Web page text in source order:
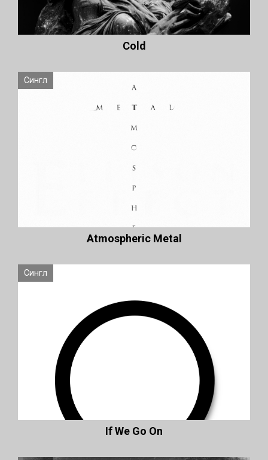
Cold
Сингл
Atmospheric Metal
Сингл
If We Go On